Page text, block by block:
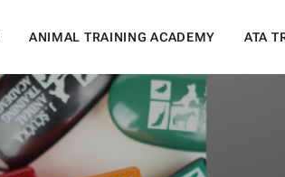
ANIMAL TRAINING ACADEMY ATA